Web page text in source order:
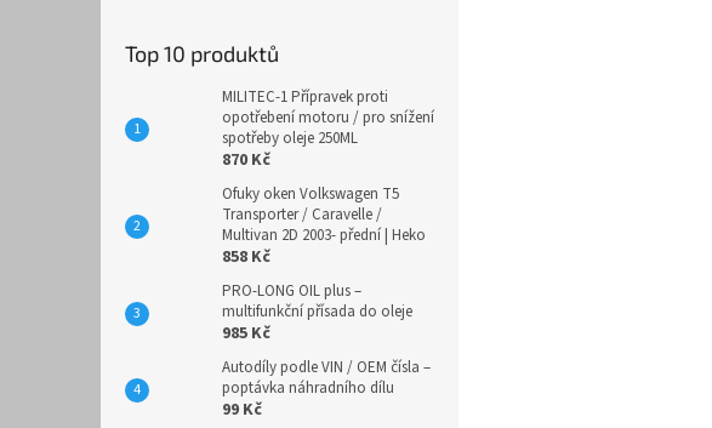
Top 10 produktů
MILITEC-1 Přípravek proti
opotřebení motoru / pro snížení
spotřeby oleje 250ML
870 Kč
Ofuky oken Volkswagen T5
Transporter / Caravelle /
Multivan 2D 2003- přední | Heko
858 Kč
PRO-LONG OIL plus –
multifunkční přísada do oleje
985 Kč
Autodíly podle VIN / OEM čísla –
poptávka náhradního dílu
99 Kč